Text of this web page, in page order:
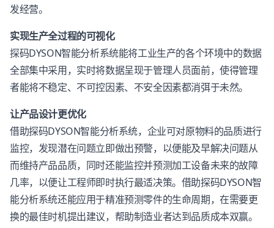
发经营。
实现生产全过程的可视化
探码DYSON智能分析系统能将工业生产的各个环境中的数据
全部集中采用，实时将数据呈现于管理人员面前，使得管理
者能将不稳定、不可控因素、不安全因素都消弭于未然。
让产品设计更优化
借助探码DYSON智能分析系统，企业可对原物料的品质进行
监控，发现潜在问题立即做出预警，以便能及早解决问题从
而维持产品品质，同时还能监控并预测加工设备未来的故障
几率，以便让工程师即时执行最适决策。借助探码DYSON智
能分析系统还能应用于精准预测零件的生命周期，在需要更
换的最佳时机提出建议，帮助制造业者达到品质成本双赢。